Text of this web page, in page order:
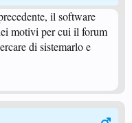
il software
motivi per cui il forum
di sistemarlo e